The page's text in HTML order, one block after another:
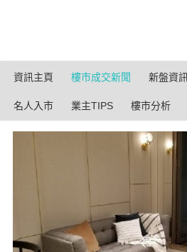
資訊主頁 樓市成交新聞 新盤資訊
名人入市 業主TIPS 樓市分析